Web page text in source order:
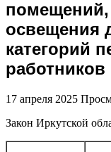
помещений,
освещения
категорий
работников
17 апреля 2025
Закон Иркутской